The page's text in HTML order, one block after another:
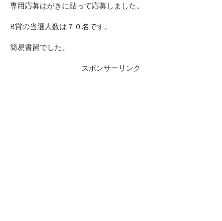
専用応募はがきに貼って応募しました。
B賞の当選人数は７０名です。
簡易書留でした。
スポンサーリンク